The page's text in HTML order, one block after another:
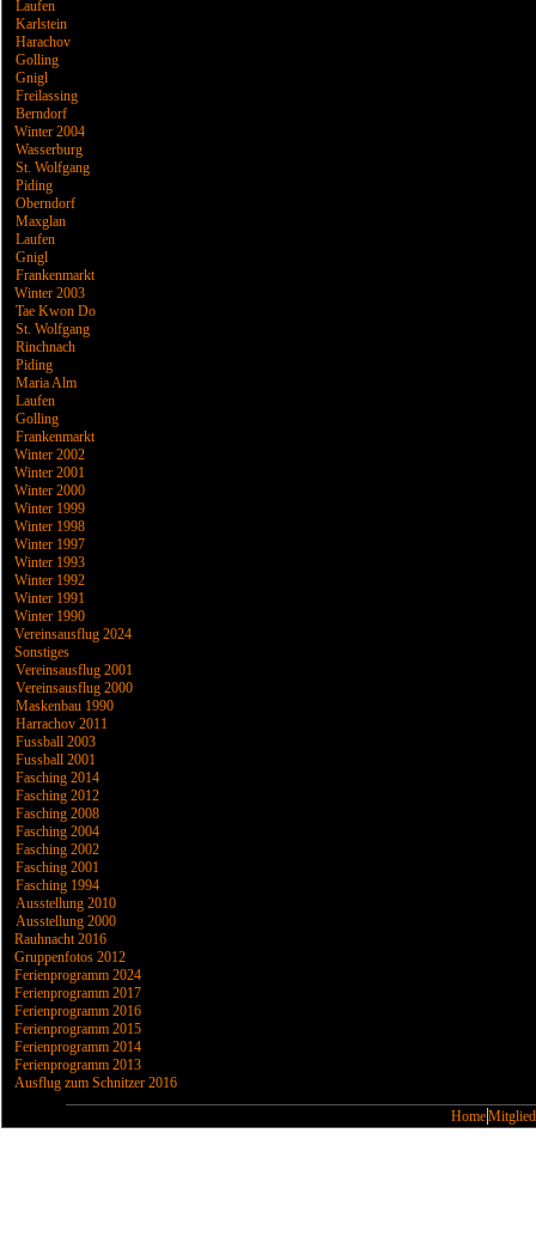
Laufen
Karlstein
Harachov
Golling
Gnigl
Freilassing
Berndorf
Winter 2004
Wasserburg
St. Wolfgang
Piding
Oberndorf
Maxglan
Laufen
Gnigl
Frankenmarkt
Winter 2003
Tae Kwon Do
St. Wolfgang
Rinchnach
Piding
Maria Alm
Laufen
Golling
Frankenmarkt
Winter 2002
Winter 2001
Winter 2000
Winter 1999
Winter 1998
Winter 1997
Winter 1993
Winter 1992
Winter 1991
Winter 1990
Vereinsausflug 2024
Sonstiges
Vereinsausflug 2001
Vereinsausflug 2000
Maskenbau 1990
Harrachov 2011
Fussball 2003
Fussball 2001
Fasching 2014
Fasching 2012
Fasching 2008
Fasching 2004
Fasching 2002
Fasching 2001
Fasching 1994
Ausstellung 2010
Ausstellung 2000
Rauhnacht 2016
Gruppenfotos 2012
Ferienprogramm 2024
Ferienprogramm 2017
Ferienprogramm 2016
Ferienprogramm 2015
Ferienprogramm 2014
Ferienprogramm 2013
Ausflug zum Schnitzer 2016
Home